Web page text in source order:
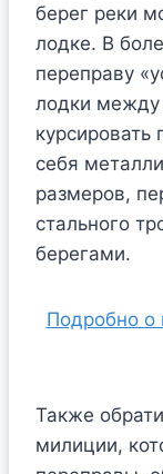
берег реки
лодке. В
переправу
лодки
курсировать
себя
размеров,
стального
берегами.
Подробно о
Также
милиции,